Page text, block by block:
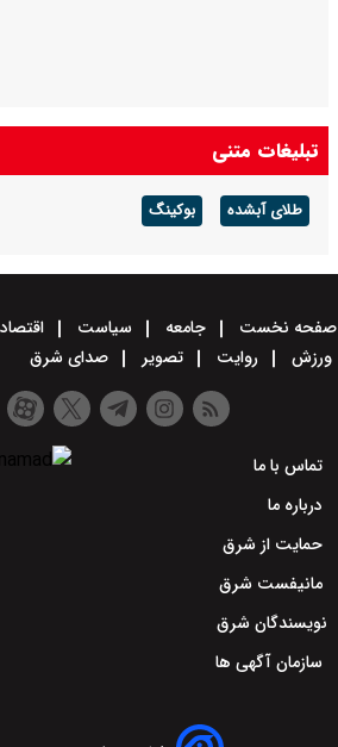
تبلیغات متنی
طلای آبشده بوکینگ
صفحه نخست جامعه سیاست اقتصاد
ورزش
روایت تصویر صدای شرق
تماس با ما
درباره ما
حمایت از شرق
مانیفست شرق
نویسندگان شرق
سازمان آگهی ها